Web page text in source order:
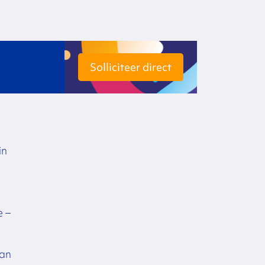
Solliciteer direct
–